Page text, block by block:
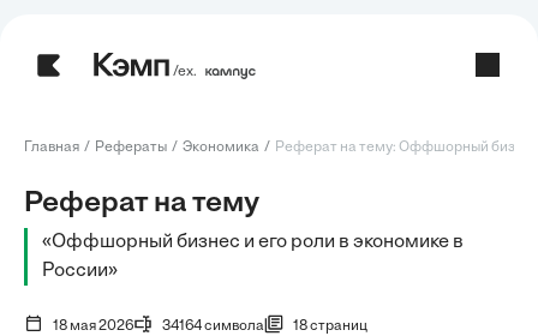
/ех.
Главная Рефераты Экономика Реферат на тему: Оффшорный бизнес
Реферат на тему
«Оффшорный бизнес и его роли в экономике в
России»
18 мая 2026 34164 символа 18 страниц